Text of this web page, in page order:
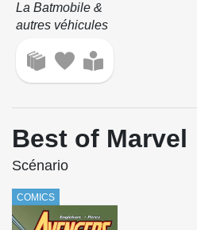
La Batmobile &
autres véhicules
Best of Marvel
Scénario
COMICS